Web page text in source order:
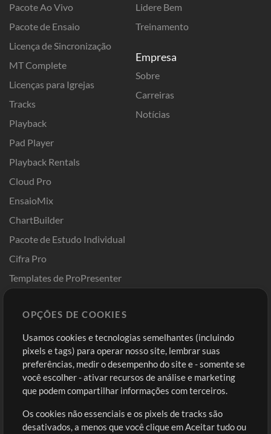
Pacote Ao Vivo
Pacote de Ensaio
Licença de Sincronização
MT Complete
Licenças para Igrejas
Tracks
Playback
Pad Player
Playback Rentals
Cloud Pro
EnsaioMix
ChartBuilder
Pacote de Estudo Individual
Cifra Pro
Templates de ProPresenter
Lidere Bem
Treinamento
Empresa
Sobre
Carreiras
Notícias
Comprar Créditos
Conteúdo Grátis
Solicite uma Música
Extras
Entre
Cadastre-se
Ir ao carrinho
OPÇÕES DE COOKIES
Usamos cookies e tecnologias semelhantes (incluindo
pixels e tags) para operar nosso site, lembrar suas
preferências, medir o desempenho do site e - somente se
você escolher - ativar recursos de análise e marketing
que podem compartilhar informações com terceiros.
Os cookies não essenciais e os pixels de tracks são
desativados, a menos que você clique em Aceitar tudo ou